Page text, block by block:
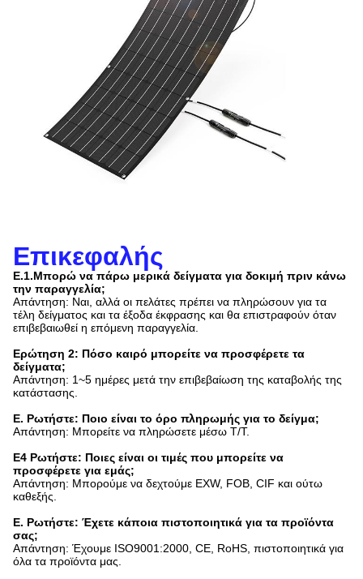
Επικεφαλής
Ε.1.Μπορώ να πάρω μερικά δείγματα για δοκιμή πριν κάνω
την παραγγελία;
Απάντηση: Ναι, αλλά οι πελάτες πρέπει να πληρώσουν για τα
τέλη δείγματος και τα έξοδα έκφρασης και θα επιστραφούν όταν
επιβεβαιωθεί η επόμενη παραγγελία.
Ερώτηση 2: Πόσο καιρό μπορείτε να προσφέρετε τα
δείγματα;
Απάντηση: 1~5 ημέρες μετά την επιβεβαίωση της καταβολής της
κατάστασης.
Ε. Ρωτήστε: Ποιο είναι το όρο πληρωμής για το δείγμα;
Απάντηση: Μπορείτε να πληρώσετε μέσω T/T.
Ε4 Ρωτήστε: Ποιες είναι οι τιμές που μπορείτε να
προσφέρετε για εμάς;
Απάντηση: Μπορούμε να δεχτούμε EXW, FOB, CIF και ούτω
καθεξής.
Ε. Ρωτήστε: Έχετε κάποια πιστοποιητικά για τα προϊόντα
σας;
Απάντηση: Έχουμε ISO9001:2000, CE, RoHS, πιστοποιητικά για
όλα τα προϊόντα μας.